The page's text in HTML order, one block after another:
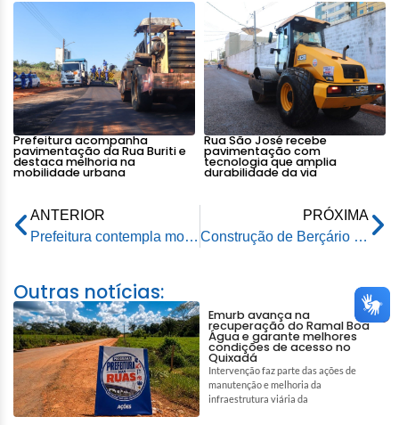
Prefeitura acompanha
pavimentação da Rua Buriti e
destaca melhoria na
mobilidade urbana
Rua São José recebe
pavimentação com
tecnologia que amplia
durabilidade da via
ANTERIOR
Prefeitura contempla moradores do Bairro Papouco com ação de saúde
PRÓXIMA
Construção de Berçário Padrão nas Creches Municipais visa melhorar atendimento aos bebês
Outras notícias:
Emurb avança na
recuperação do Ramal Boa
Água e garante melhores
condições de acesso no
Quixadá
Intervenção faz parte das ações de
manutenção e melhoria da
infraestrutura viária da